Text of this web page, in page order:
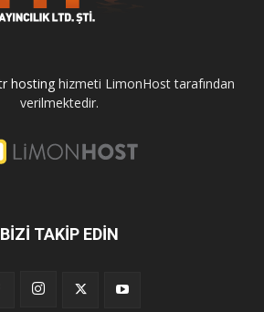
hosting hizmeti LimonHost tarafından
verilmektedir.
BİZİ TAKİP EDİN